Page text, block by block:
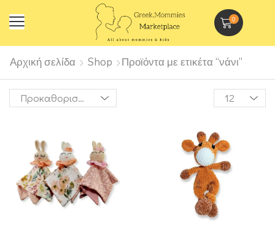
0
Αρχική σελίδα Shop Προϊόντα με ετικέτα “νάνι”